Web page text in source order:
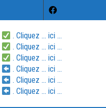
. Cliquez ... ici ...
. Cliquez ... ici ...
. Cliquez ... ici ...
. Cliquez ... ici ...
. Cliquez ... ici ...
. Cliquez ... ici ...